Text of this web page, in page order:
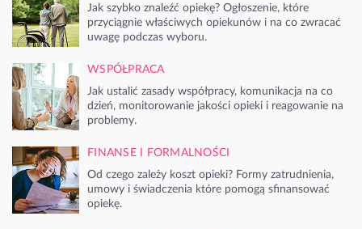
Jak szybko znaleźć opiekę? Ogłoszenie, które
przyciągnie właściwych opiekunów i na co zwracać
uwagę podczas wyboru.
WSPÓŁPRACA
Jak ustalić zasady współpracy, komunikacja na co
dzień, monitorowanie jakości opieki i reagowanie na
problemy.
FINANSE I FORMALNOŚCI
Od czego zależy koszt opieki? Formy zatrudnienia,
umowy i świadczenia które pomogą sfinansować
opiekę.